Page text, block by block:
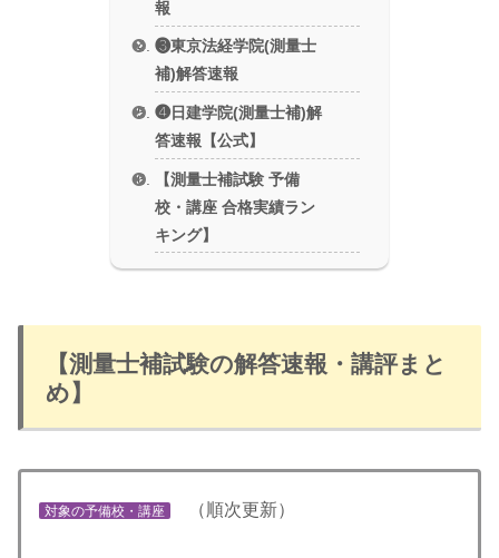
報
❸東京法経学院(測量士
補)解答速報
❹日建学院(測量士補)解
答速報【公式】
【測量士補試験 予備
校・講座 合格実績ラン
キング】
【測量士補試験の解答速報・講評まと
め】
対象の予備校・講座 （順次更新）